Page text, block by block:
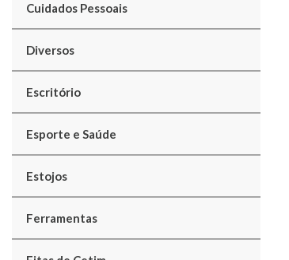
Cuidados Pessoais
Diversos
Escritório
Esporte e Saúde
Estojos
Ferramentas